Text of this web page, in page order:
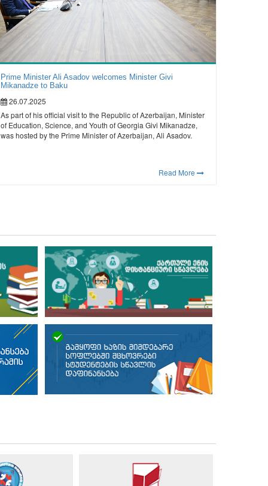
Prime Minister Ali Asadov welcomes Minister Givi
Mikanadze to Baku
26.07.2025
As part of his official visit to the Republic of Azerbaijan, Minister
of Education, Science, and Youth of Georgia Givi Mikanadze,
was hosted by the Prime Minister of Azerbaijan, Ali Asadov.
Read More